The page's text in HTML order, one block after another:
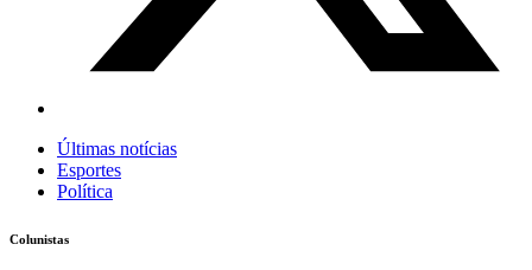
Últimas notícias
Esportes
Política
Colunistas